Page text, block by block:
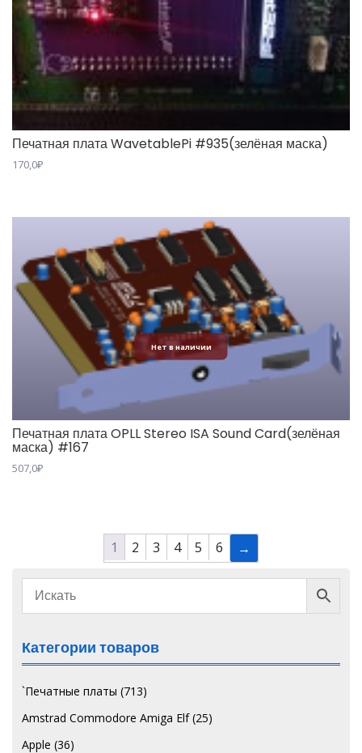
Печатная плата WavetablePi #935(зелёная маска)
170,0₽
Нет в наличии
Печатная плата OPLL Stereo ISA Sound Card(зелёная
маска) #167
507,0₽
1 2 3 4 5 6 →
Категории товаров
`Печатные платы (713)
Amstrad Commodore Amiga Elf(25)
Apple (36)